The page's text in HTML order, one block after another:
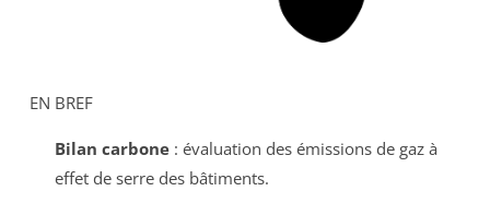
EN BREF
Bilan carbone: évaluation des émissions de gaz à
effet de serre des bâtiments.